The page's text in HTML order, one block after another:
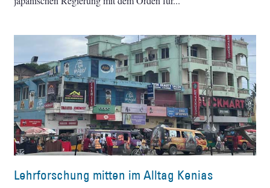
Lehrforschung mitten im Alltag Kenias